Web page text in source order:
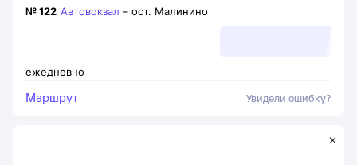
ежедневно
№122 Автовокзал – ост. Малинино
Маршрут Увидели ошибку?